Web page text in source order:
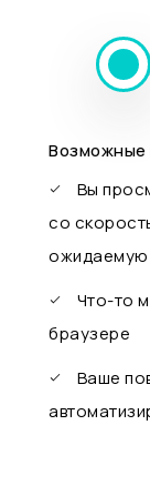
Возможные
Вы
со
ожидаемую
Что-то
браузере
Ваше